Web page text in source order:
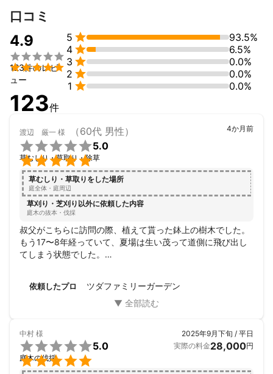
・草刈、除草
・芝生管理
・人工芝張り
・砂利敷き
・レンガ、平板敷き
アピールポイント
定期的なお手入れをご希望のお客様には、専用の『ガーデンヒス
トリーアルバム』をプレゼントしております♪
ご請求書などの書類や施工写真を貯めていけるアルバムになって
おりますので、ぜひお手元に置いていただけましたら幸いです。
お庭を通じて、お客様やご家族の皆様が笑顔になられることを、
心よりお祈りしております。
口コミ
4.9


123件のレビ
ュー
5 
93.5%
4 
6.5%
3 
0.0%
2 
0.0%
1  0.0%
123件
渡辺 厳一 様 （60代 男性）


5.0
草むしり・草取り・除草
4か月前
草むしり・草取りをした場所
庭全体・庭周辺
草刈り・芝刈り以外に依頼した内容
庭木の抜本・伐採
叔父がこちらに訪問の際、植えて貰った鉢上の樹木でした。
もう17〜8年経っていて、夏場は生い茂って道側に飛び出し
てしまう状態でした。
とても感じの良い方で丁寧な作業をして頂きました。
依頼したプロ ツダファミリーガーデン
中村 様


5.0
庭木の伐採
2025年9月下旬 / 平日
実際の料金28,000円